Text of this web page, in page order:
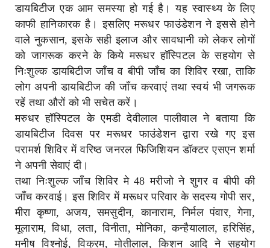
डायबिटीज एक आम समस्या हो गई है। यह स्‍वास्‍थ्‍य के लिए
काफी हानिकारक है। इसलिए मरूधर फाउंडेशन ने इससे होने
वाले नुकसान, इसके सही इलाज और सावधानी को लेकर लोगों
को जागरूक करने के किये मरूधर हॉस्पिटल के सहयोग से
निःशुल्क डायबिटीज जाँच व बीपी जाँच का शिविर रखा, ताकि
लोग अपनी डायबिटीज की जाँच करवाएं तथा स्वयं भी जगरूक
रहें तथा औरों को भी सचेत करें।
मरुधर हॉस्पिटल के एमडी देवीलाल पालीवाल ने बताया कि
डायबिटीज दिवस पर मरूधर फाउंडेशन द्वारा रखे गए इस
परामर्श शिविर में वरिष्ठ जनरल फिजिशियन डॉक्टर एसएन शर्मा
ने अपनी सेवाएं दी।
तथा निःशुल्क जाँच शिविर मे 48 मरीजो ने शुगर व बीपी की
जाँच करवाई। इस शिविर में मरूधर परिवार के सदस्य गोपी सर,
मीरा कृष्णा, अजय, समसुदीन, कानाराम, निर्मल पंवार, गेना,
मूलाराम, विधा, लता, विनीता, मोनिका, कन्हैयालाल, हरिसिंह,
मनीष विश्नोई, विक्रम, मोतीलाल, किशन आदि ने सहयोग